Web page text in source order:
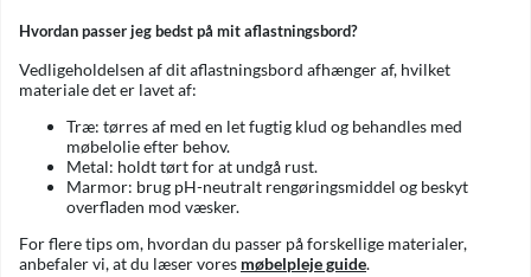
Hvordan passer jeg bedst på mit aflastningsbord?
Vedligeholdelsen af dit aflastningsbord afhænger af, hvilket
materiale det er lavet af:
Træ: tørres af med en let fugtig klud og behandles med
møbelolie efter behov.
Metal: holdt tørt for at undgå rust.
Marmor: brug pH-neutralt rengøringsmiddel og beskyt
overfladen mod væsker.
For flere tips om, hvordan du passer på forskellige materialer,
anbefaler vi, at du læser vores møbelpleje guide.